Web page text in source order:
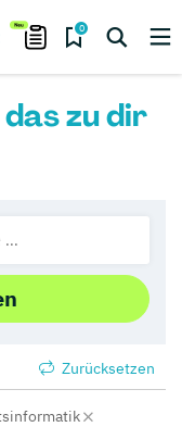
0
zu dir
Zurücksetzen